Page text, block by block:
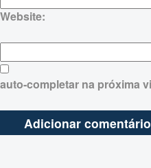
Website:
auto-completar na próxima